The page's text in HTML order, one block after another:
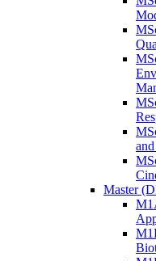
Master